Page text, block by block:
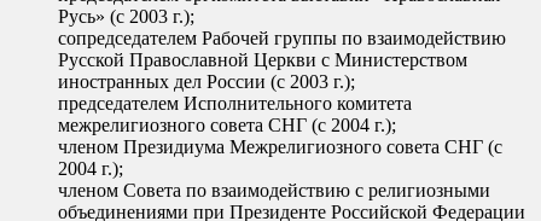
Русь» (с 2003 г.);
сопредседателем Рабочей группы по взаимодействию
Русской Православной Церкви с Министерством
иностранных дел России (с 2003 г.);
председателем Исполнительного комитета
межрелигиозного совета СНГ (с 2004 г.);
членом Президиума Межрелигиозного совета СНГ (с
2004 г.);
членом Совета по взаимодействию с религиозными
объединениями при Президенте Российской Федерации